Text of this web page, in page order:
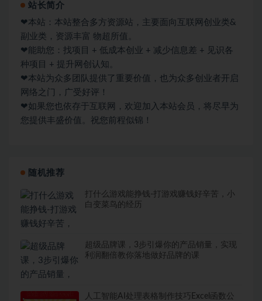
站长简介
❤本站：本站整合多方资源站，主要面向互联网创业类&
副业类，资源丰富 物超所值。
❤能助您：找项目 + 低成本创业 + 减少信息差 + 见识各
种项目 + 提升网创认知。
❤本站为众多团队提供了重要价值，也为众多创业者开启
网络之门，广受好评！
❤如果您也依存于互联网，欢迎加入本站会员，将尽早为
您提供丰盛价值。祝您前程似锦！
随机推荐
打什么游戏能挣钱-打游戏赚钱好辛苦，小
白变菜鸟的经历
超级品牌课，3步引爆你的产品销量，实现
利润翻倍教你落地做好品牌的课
人工智能AI处理表格制作技巧Excel函数公